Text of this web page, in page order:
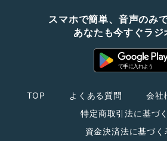
スマホで簡単、音声のみ
あなたも今すぐラジ
TOP よくある質問 会社
特定商取引法に基づ
資金決済法に基づく